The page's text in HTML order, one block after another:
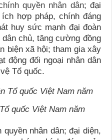
quyền nhân dân; đại
hợp pháp, chính đáng
huy sức mạnh đại đoàn
chủ, tăng cường đồng
biện xã hội; tham gia xây
động đối ngoại nhân dân
Tổ quốc.
quốc Việt Nam năm
nhân dân; đại diện,